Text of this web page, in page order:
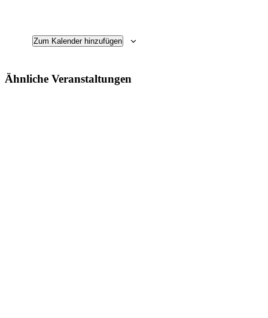
Zum Kalender hinzufügen
Ähnliche Veranstaltungen